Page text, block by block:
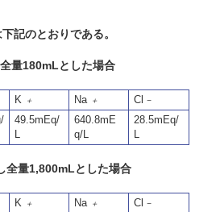
記のとおりである。
量180mLとした場合
K ＋ Na ＋ Cl −
49.5mEq/
L
640.8mE
q/L
28.5mEq/
L
全量1,800mLとした場合
K ＋ Na ＋ Cl −